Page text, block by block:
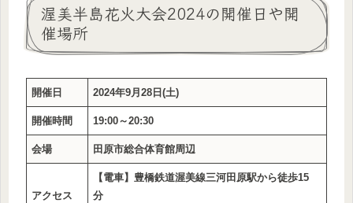
渥美半島花火大会2024の開催日や開
催場所
開催日 2024年9月28日(土)
開催時間 19:00～20:30
会場 田原市総合体育館周辺
アクセス
【電車】豊橋鉄道渥美線三河田原駅から徒歩15
分